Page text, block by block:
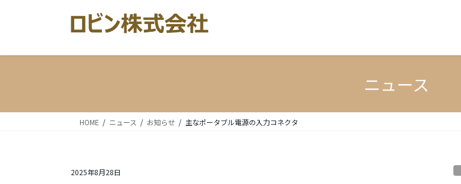
ニュース
HOME ニュース お知らせ 主なポータブル電源の入力コネクタ
2025年8月28日